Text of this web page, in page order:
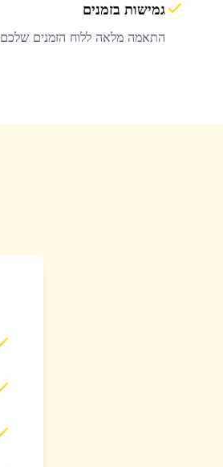
גמישות בזמנים
התאמה מלאה ללוח הזמנים שלכם